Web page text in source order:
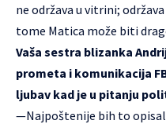
ne održava u vitrini;
tome Matica može biti
Vaša sestra blizanka
prometa i komunikacija
ljubav kad je u pitanju
—Najpoštenije bih to